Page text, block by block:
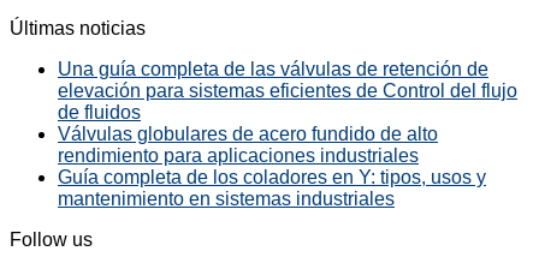
Últimas noticias
Una guía completa de las válvulas de retención de
elevación para sistemas eficientes de Control del flujo
de fluidos
Válvulas globulares de acero fundido de alto
rendimiento para aplicaciones industriales
Guía completa de los coladores en Y: tipos, usos y
mantenimiento en sistemas industriales
Follow us